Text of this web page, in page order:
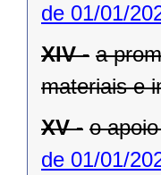
de 01/01/
XIV - a
materiais e
XV - o
de 01/01/